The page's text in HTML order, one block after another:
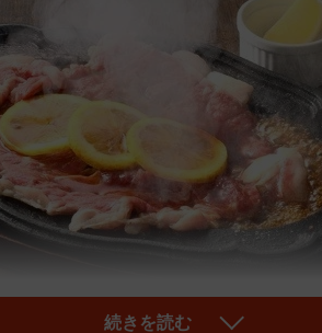
続きを読む